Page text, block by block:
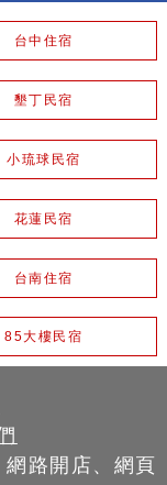
台中住宿
墾丁民宿
小琉球民宿
花蓮民宿
台南住宿
85大樓民宿
路開店、網頁